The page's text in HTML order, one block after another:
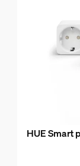
HUE Smart